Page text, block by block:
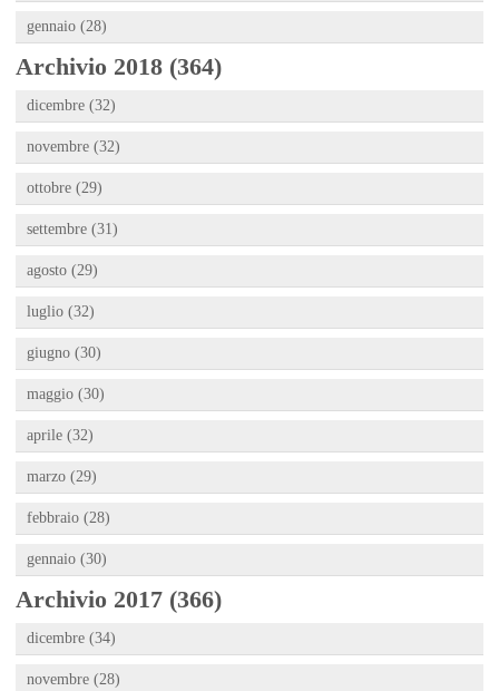
gennaio (28)
Archivio 2018 (364)
dicembre (32)
novembre (32)
ottobre (29)
settembre (31)
agosto (29)
luglio (32)
giugno (30)
maggio (30)
aprile (32)
marzo (29)
febbraio (28)
gennaio (30)
Archivio 2017 (366)
dicembre (34)
novembre (28)